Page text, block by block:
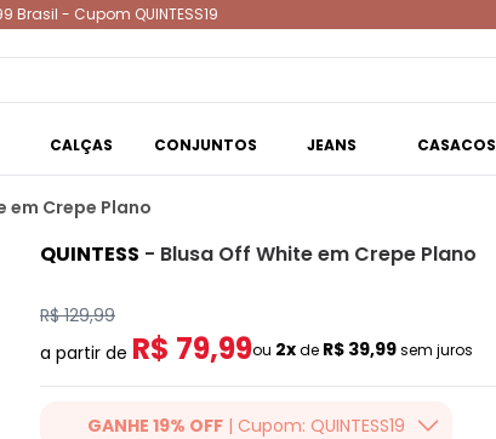
Brasil - Cupom QUINTESS19
CALÇAS CONJUNTOS JEANS CASACOS
em Crepe Plano
QUINTESS - Blusa Off White em Crepe Plano
R$ 129,99
a partir de R$ 79,99ou 2xde R$ 39,99sem juros
GANHE 19% OFF | Cupom: QUINTESS19